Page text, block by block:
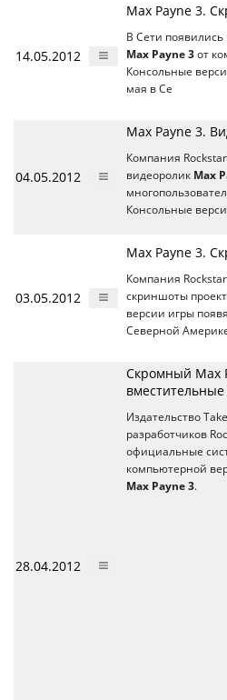
14.05.2012
Max Payne 3.
В Сети
Max Payne 3 от
Консольные
мая в Се
04.05.2012
Max Payne 3.
Компания
видеоролик Max
Консольные
03.05.2012
Max Payne 3.
Компания
скриншоты
версии игры
Северной
28.04.2012
Скромный Max
вместительные
Издательство
разработчиков
официальные
компьютерной
Max Payne 3.